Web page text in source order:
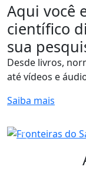
Aqui você
científico
sua
Desde livros,
até vídeos e
Saiba mais
Previous